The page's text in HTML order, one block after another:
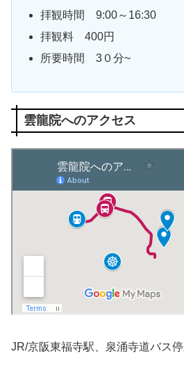
拝観時間 9:00～16:30
拝観料 400円
所要時間 3０分~
雲龍院へのアクセス
JR/京阪東福寺駅、泉涌寺道バス停